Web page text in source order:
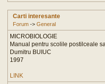
Carti interesante
Forum -> General
MICROBIOLOGIE
Manual pentru scolile postilceale
Dumitru BUIUC
1997
LINK